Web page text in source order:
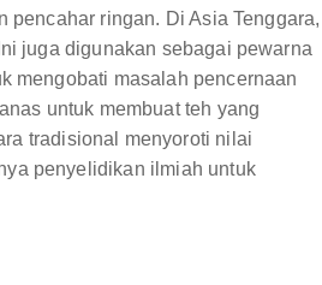
pencahar ringan. Di Asia Tenggara,
juga digunakan sebagai pewarna
mengobati masalah pencernaan
untuk membuat teh yang
tradisional menyoroti nilai
penyelidikan ilmiah untuk